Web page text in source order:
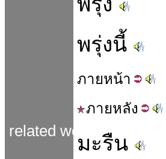
related words
พรุ่งนี้
ภายหน้า
ภายหลัง
มะรืน